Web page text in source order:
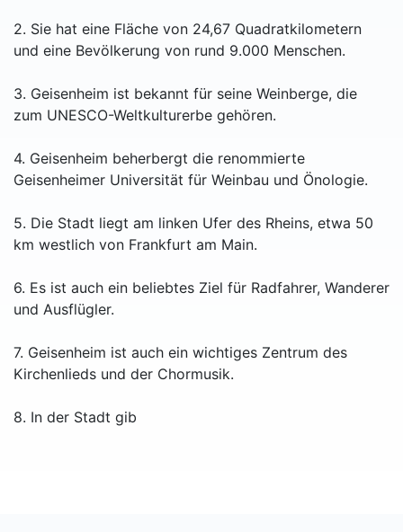
2. Sie hat eine Fläche von 24,67 Quadratkilometern
und eine Bevölkerung von rund 9.000 Menschen.
3. Geisenheim ist bekannt für seine Weinberge, die
zum UNESCO-Weltkulturerbe gehören.
4. Geisenheim beherbergt die renommierte
Geisenheimer Universität für Weinbau und Önologie.
5. Die Stadt liegt am linken Ufer des Rheins, etwa 50
km westlich von Frankfurt am Main.
6. Es ist auch ein beliebtes Ziel für Radfahrer, Wanderer
und Ausflügler.
7. Geisenheim ist auch ein wichtiges Zentrum des
Kirchenlieds und der Chormusik.
8. In der Stadt gib